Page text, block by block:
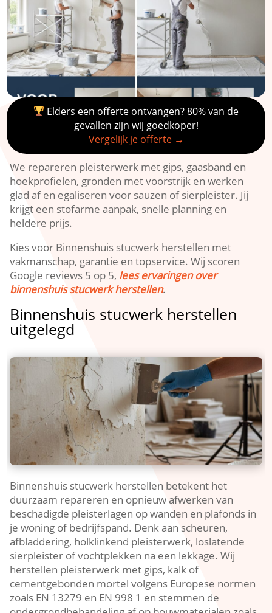
Elders een offerte ontvangen? 80% van de
gevallen zijn wij goedkoper!
Vergelijk je offerte →
We repareren pleisterwerk met gips, gaasband en
hoekprofielen, gronden met voorstrijk en werken
glad af en egaliseren voor sauzen of sierpleister.​ Jij
krijgt een stofarme aanpak, snelle planning en
heldere prijs.​
Kies voor Binnenshuis stucwerk herstellen met
vakmanschap, garantie en topservice.​ Wij scoren
Google reviews 5 op 5, lees ervaringen over
binnenshuis stucwerk herstellen.​
Binnenshuis stucwerk herstellen
uitgelegd
Binnenshuis stucwerk herstellen betekent het
duurzaam repareren en opnieuw afwerken van
beschadigde pleisterlagen op wanden en plafonds in
je woning of bedrijfspand.​ Denk aan scheuren,
afbladdering, holklinkend pleisterwerk, loslatende
sierpleister of vochtplekken na een lekkage.​ Wij
herstellen pleisterwerk met gips, kalk of
cementgebonden mortel volgens Europese normen
zoals EN 13279 en EN 998 1 en stemmen de